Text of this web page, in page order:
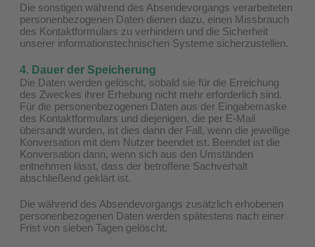
Die sonstigen während des Absendevorgangs verarbeiteten
personenbezogenen Daten dienen dazu, einen Missbrauch
des Kontaktformulars zu verhindern und die Sicherheit
unserer informationstechnischen Systeme sicherzustellen.
4. Dauer der Speicherung
Die Daten werden gelöscht, sobald sie für die Erreichung
des Zweckes ihrer Erhebung nicht mehr erforderlich sind.
Für die personenbezogenen Daten aus der Eingabemaske
des Kontaktformulars und diejenigen, die per E-Mail
übersandt wurden, ist dies dann der Fall, wenn die jeweilige
Konversation mit dem Nutzer beendet ist. Beendet ist die
Konversation dann, wenn sich aus den Umständen
entnehmen lässt, dass der betroffene Sachverhalt
abschließend geklärt ist.
Die während des Absendevorgangs zusätzlich erhobenen
personenbezogenen Daten werden spätestens nach einer
Frist von sieben Tagen gelöscht.